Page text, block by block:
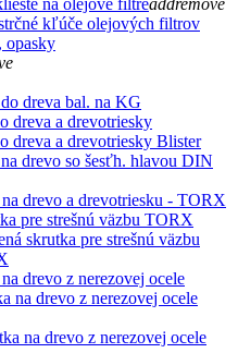
na olejové filtreaddremove
kľúče olejových filtrov
opasky
dreva bal. na KG
dreva a drevotriesky
dreva a drevotriesky Blister
drevo so šesťh. hlavou DIN
drevo a drevotriesku - TORX
pre strešnú väzbu TORX
skrutka pre strešnú väzbu
drevo z nerezovej ocele
na drevo z nerezovej ocele
na drevo z nerezovej ocele